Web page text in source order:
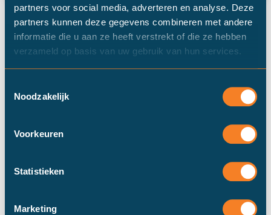
partners voor social media, adverteren en analyse. Deze
partners kunnen deze gegevens combineren met andere
informatie die u aan ze heeft verstrekt of die ze hebben
verzameld op basis van uw gebruik van hun services.
Noodzakelijk
Voorkeuren
Statistieken
Marketing